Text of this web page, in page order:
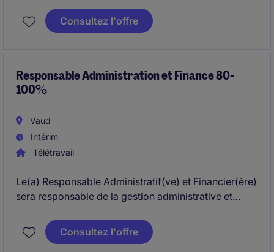
Consultez l'offre
Responsable Administration et Finance 80-
100%
Vaud
Intérim
Télétravail
Le(a) Responsable Administratif(ve) et Financier(ère)
sera responsable de la gestion administrative et
management transversal de 10 personnes, fera partie
du Conseil d'administration et supervisera les
Consultez l'offre